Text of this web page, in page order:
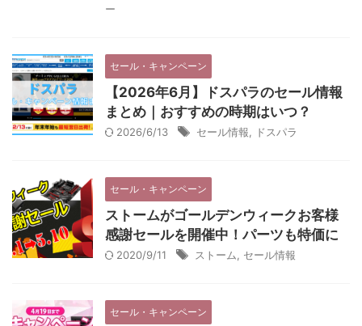
ー
セール・キャンペーン
【2026年6月】ドスパラのセール情報
まとめ｜おすすめの時期はいつ？
2026/6/13 セール情報 ドスパラ
セール・キャンペーン
ストームがゴールデンウィークお客様
感謝セールを開催中！パーツも特価に
2020/9/11 ストーム セール情報
セール・キャンペーン